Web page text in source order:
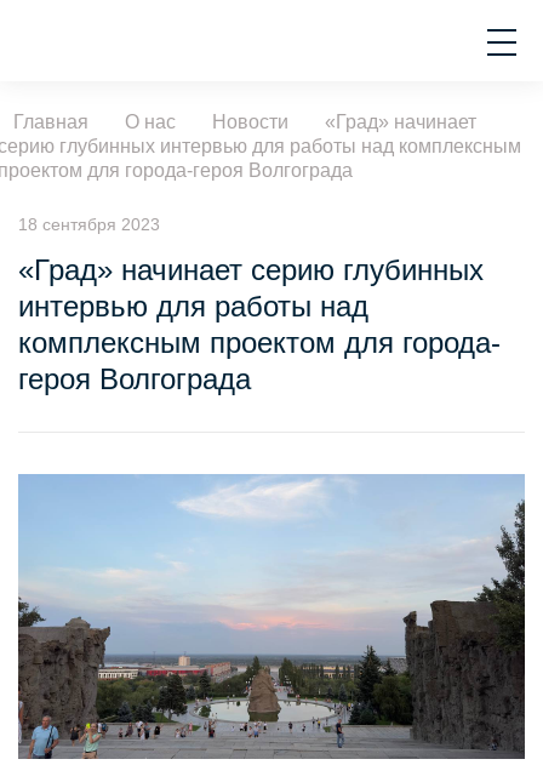
Главная О нас Новости
«Град» начинает
глубинных интервью для работы над комплексным
для города-героя Волгограда
18 сентября 2023
«Град» начинает серию глубинных
интервью для работы над
комплексным проектом для города-
героя Волгограда